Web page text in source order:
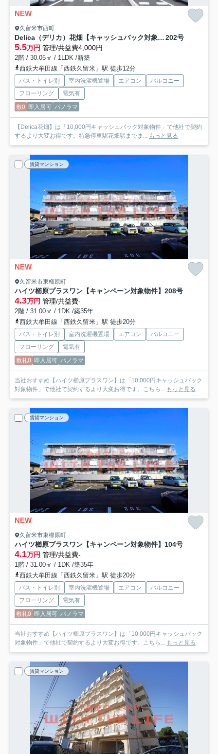
NEW
久留米市西町
Delica（デリカ）花畑【キャッシュバック対象物件】 202号
5.5万円 管理/共益費4,000円
2階 / 30.05㎡ / 1LDK /新築
西鉄大牟田線「西鉄久留米」駅 徒歩12分
バス・トイレ別 室内洗濯機置場 エアコン
バルコニー
フローリング
電気有
敷0 即入居可 パノラマ
【Delica花畑】は「10,000円キャッシュバック対象物件」で他社で契約
するより大変お得です。特急停車駅花畑駅までま... もっと見る
賃貸マンション
NEW
久留米市東櫛原町
ハイツ櫛原プラスワン【キャンペーン対象物件】 208号
4.3万円 管理/共益費-
2階 / 31.00㎡ / 1DK /築35年
西鉄大牟田線「西鉄久留米」駅 徒歩20分
バス・トイレ別 室内洗濯機置場 エアコン
バルコニー
フローリング
電気有
敷礼0 即入居可 パノラマ
当社おすすめ【ハイツ櫛原プラスワン】は「10,000円キャッシュバック
対象物件」で他社で契約するより大変お得です。こちら... もっと見る
賃貸マンション
NEW
久留米市東櫛原町
ハイツ櫛原プラスワン【キャンペーン対象物件】 104号
4.1万円 管理/共益費-
1階 / 31.00㎡ / 1DK /築35年
西鉄大牟田線「西鉄久留米」駅 徒歩20分
バス・トイレ別 室内洗濯機置場 エアコン
バルコニー
フローリング
電気有
敷礼0 即入居可 パノラマ
当社おすすめ【ハイツ櫛原プラスワン】は「10,000円キャッシュバック
対象物件」で他社で契約するより大変お得です。こちら... もっと見る
賃貸マンション